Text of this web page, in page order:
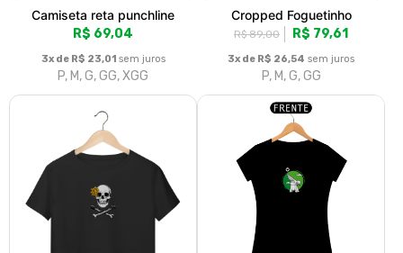
Camiseta reta punchline
R$ 69,04
3x de R$ 23,01 sem juros
P, M, G, GG, XGG
Cropped Foguetinho
R$ 89,00 R$ 79,61
3x de R$ 26,54 sem juros
P, M, G, GG